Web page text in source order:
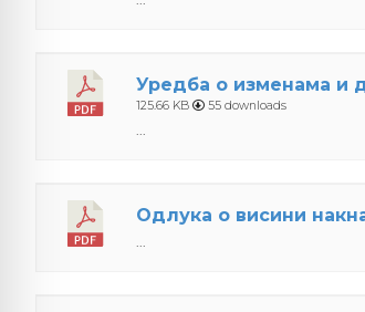
Уредба о изменама и
125.66 KB 55 downloads
Одлукa о висини